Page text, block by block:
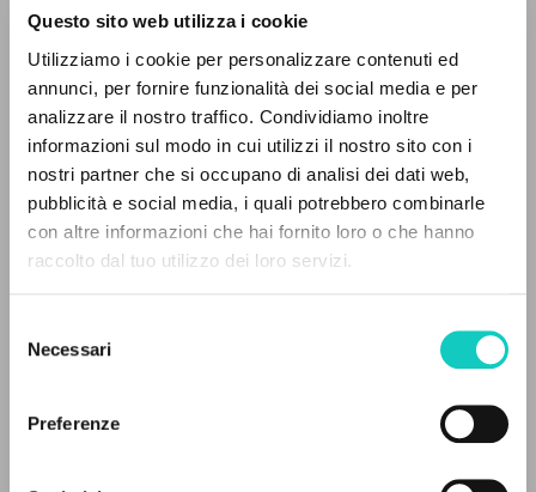
Questo sito web utilizza i cookie
Utilizziamo i cookie per personalizzare contenuti ed
annunci, per fornire funzionalità dei social media e per
analizzare il nostro traffico. Condividiamo inoltre
informazioni sul modo in cui utilizzi il nostro sito con i
nostri partner che si occupano di analisi dei dati web,
pubblicità e social media, i quali potrebbero combinarle
con altre informazioni che hai fornito loro o che hanno
raccolto dal tuo utilizzo dei loro servizi.
delNecessari
Preferenze
Giussani LuigiAutore
Oliveira NeófitaTraduttore
Resi VirgilioRevisore della traduzione
Portoghese BR
A
Z